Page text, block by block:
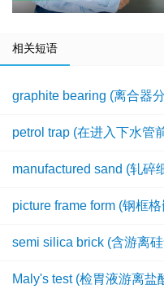
相关短语
graphite bearing (离合器
petrol trap (在进入下水管
manufactured sand (轧碎
picture frame form (钢框
semi silica brick (含游离
Maly's test (检胃液游离盐